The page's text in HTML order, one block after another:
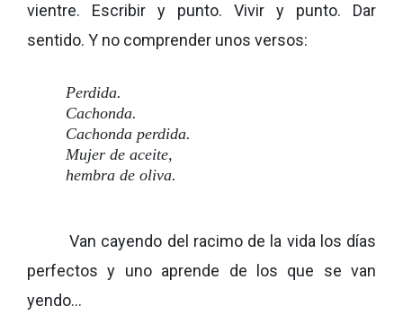
vientre. Escribir y punto. Vivir y punto. Dar
sentido. Y no comprender unos versos:
Perdida.
Cachonda.
Cachonda perdida.
Mujer de aceite,
hembra de oliva.
Van cayendo del racimo de la vida los días
perfectos y uno aprende de los que se van
yendo…